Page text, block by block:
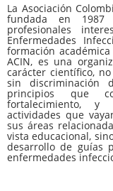
La Asociación
fundada en
profesionales
Enfermedades
formación
ACIN, es una
carácter científico,
sin discriminación
principios que
fortalecimiento,
actividades que
sus áreas
vista educacional,
desarrollo de guías
enfermedades